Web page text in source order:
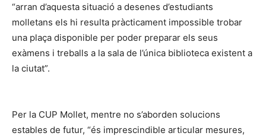
“arran d’aquesta situació a desenes d’estudiants
molletans els hi resulta pràcticament impossible trobar
una plaça disponible per poder preparar els seus
exàmens i treballs a la sala de l’única biblioteca existent a
la ciutat”.
Per la CUP Mollet, mentre no s’aborden solucions
estables de futur, “és imprescindible articular mesures,